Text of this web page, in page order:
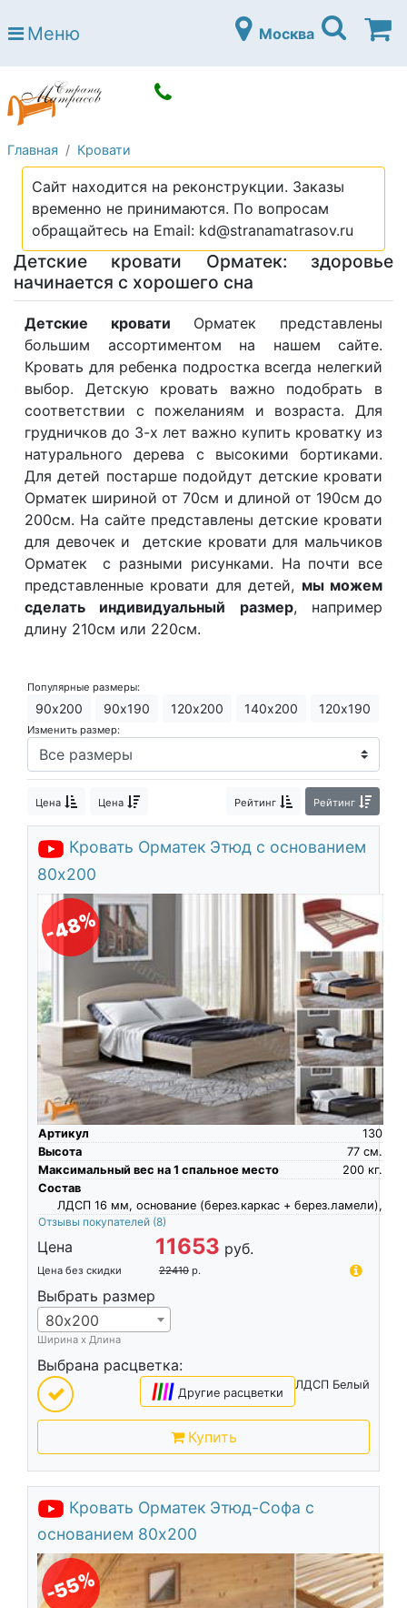
Страна матрасов
Open submenu (Матрасы)
Open submenu (Кровати)
Кровати
Open submenu (Аксессуары)
Open submenu (Диваны)
Диваны
Open submenu (Постельное белье)
Постельное белье
Open submenu (Мебель)
Мебель
Open submenu (Основания)
Основания
Open submenu (Детские матрасы)
Open submenu (Детские кровати)
Детские кровати
Open submenu (Шкафы)
Шкафы
О компании
Контакты
Доставка по городу
Меню Москва
Главная Кровати
Сайт находится на реконструкции. Заказы
временно не принимаются. По вопросам
обращайтесь на Email: kd@stranamatrasov.ru
Детские кровати Орматек: здоровье
начинается с хорошего сна
Детские кровати Орматек представлены
большим ассортиментом на нашем сайте.
Кровать для ребенка подростка всегда нелегкий
выбор. Детскую кровать важно подобрать в
соответствии с пожеланиям и возраста. Для
грудничков до 3-х лет важно купить кроватку из
натурального дерева с высокими бортиками.
Для детей постарше подойдут детские кровати
Орматек шириной от 70см и длиной от 190см до
200см. На сайте представлены детские кровати
для девочек и детские кровати для мальчиков
Орматек с разными рисунками. На почти все
представленные кровати для детей, мы можем
сделать индивидуальный размер, например
длину 210см или 220см.
Популярные размеры:
90х200 90х190 120х200 140х200 120х190
Изменить размер:
Цена Цена Рейтинг Рейтинг
Кровать Орматек Этюд с основанием
80х200
-48%
Артикул
130
Высота
см.
77
Максимальный вес на 1 спальное место
кг.
200
Состав
ЛДСП 16 мм, основание (берез.каркас + берез.ламели),
Отзывы покупателей (8)
Цена 11653 руб.
Цена без скидки 22410 р.
Выбрать размер
80х200
Ширина х Длина
Выбрана расцветка:
ЛДСП Белый
|||| Другие расцветки
Купить
Кровать Орматек Этюд-Софа с
основанием 80х200
-55%